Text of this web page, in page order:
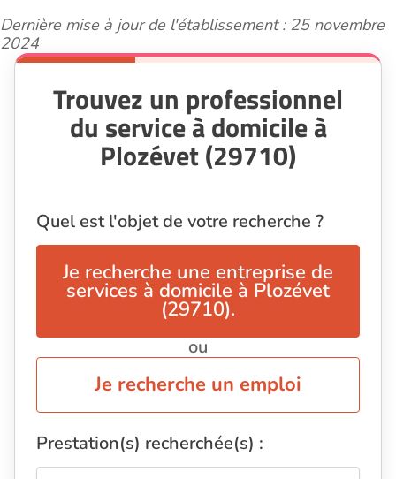
Dernière mise à jour de l'établissement : 25 novembre
2024
Trouvez un professionnel
du service à domicile à
Plozévet (29710)
Quel est l'objet de votre recherche ?
Je recherche une entreprise de
services à domicile à Plozévet
(29710).
ou
Je recherche un emploi
Prestation(s) recherchée(s) :